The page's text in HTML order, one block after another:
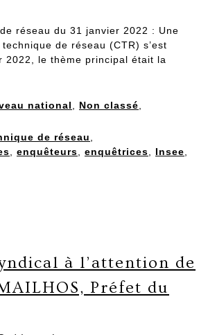
réseau du 31 janvier 2022 : Une
de réseau (CTR) s’est
2022, le thème principal était la
national Non classé
de réseau
enquêteurs enquêtrices Insee
à l’attention de
Préfet du